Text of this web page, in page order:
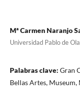
Mª Carmen Naranjo
Universidad Pablo de
Palabras clave: Gran
Bellas Artes,